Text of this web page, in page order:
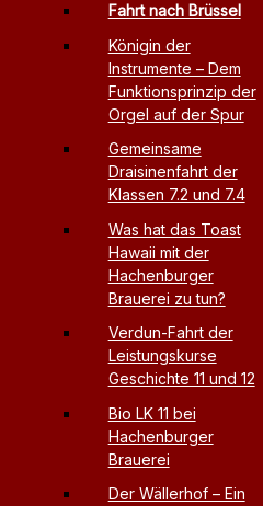
Fahrt nach Brüssel
Königin der
Instrumente – Dem
Funktionsprinzip der
Orgel auf der Spur
Gemeinsame
Draisinenfahrt der
Klassen 7.2 und 7.4
Was hat das Toast
Hawaii mit der
Hachenburger
Brauerei zu tun?
Verdun-Fahrt der
Leistungskurse
Geschichte 11 und 12
Bio LK 11 bei
Hachenburger
Brauerei
Der Wällerhof – Ein